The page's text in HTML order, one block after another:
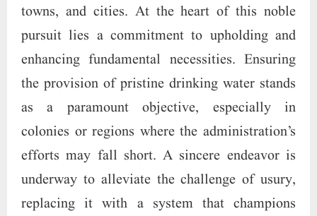
fostering not only employment opportunities
but also contributing to the broader canvas of
communal harmony, ensuring the well-being of
communities and regions at large. In a
philanthropic stride, the mission is dedicated to
extending legal support to individuals confined
in various penitentiaries nationwide,
particularly those ensnared by financial
constraints hindering their ability to meet legal